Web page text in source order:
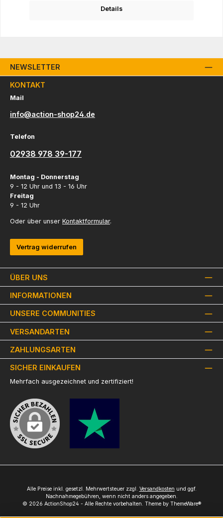
Details
NEWSLETTER
ÜBER UNS
INFORMATIONEN
KONTAKT
Mail
info@action-shop24.de
Telefon
02938 978 39-177
Montag - Donnerstag
9 - 12 Uhr und 13 - 16 Uhr
Freitag
9 - 12 Uhr
Oder über unser Kontaktformular.
Vertrag widerrufen
UNSERE COMMUNITIES
VERSANDARTEN
ZAHLUNGSARTEN
SICHER EINKAUFEN
Mehrfach ausgezeichnet und zertifiziert!
Alle Preise inkl. gesetzl. Mehrwertsteuer zzgl. Versandkosten und ggf.
Nachnahmegebühren, wenn nicht anders angegeben.
© 2026 ActionShop24 - Alle Rechte vorbehalten. Theme by ThemeWare®